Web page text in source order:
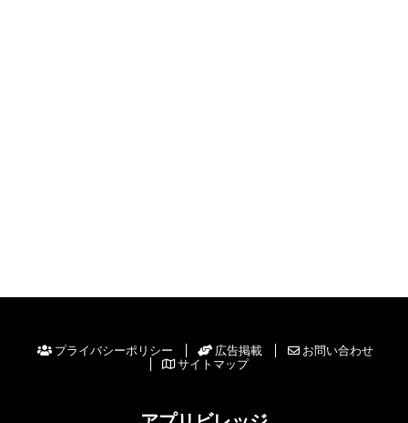
プライバシーポリシー 広告掲載
お問い合わせ
サイトマップ